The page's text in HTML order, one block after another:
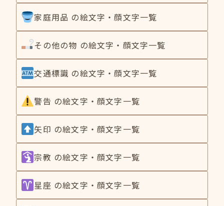
家庭用品 の絵文字・顔文字一覧
その他の物 の絵文字・顔文字一覧
交通標識 の絵文字・顔文字一覧
警告 の絵文字・顔文字一覧
矢印 の絵文字・顔文字一覧
宗教 の絵文字・顔文字一覧
星座 の絵文字・顔文字一覧